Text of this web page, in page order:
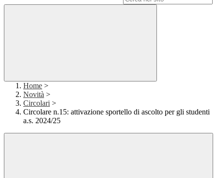
Home >
Novità >
Circolari >
Circolare n.15: attivazione sportello di ascolto per gli studenti
a.s. 2024/25